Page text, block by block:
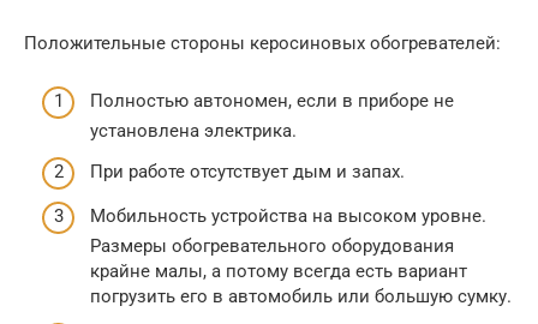
Положительные стороны керосиновых обогревателей:
Полностью автономен, если в приборе не
установлена электрика.
При работе отсутствует дым и запах.
Мобильность устройства на высоком уровне.
Размеры обогревательного оборудования
крайне малы, а потому всегда есть вариант
погрузить его в автомобиль или большую сумку.